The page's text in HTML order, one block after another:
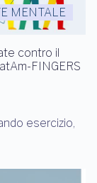
MENTALE
contro il
FINGERS
esercizio,